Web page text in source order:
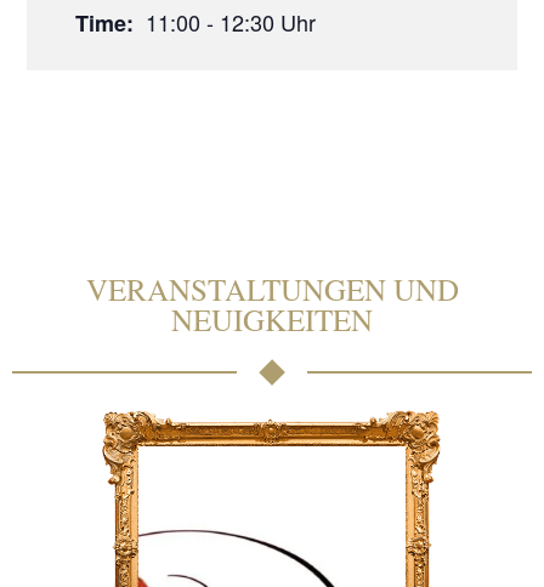
Time: 11:00 - 12:30
VERANSTALTUNGEN UND
NEUIGKEITEN